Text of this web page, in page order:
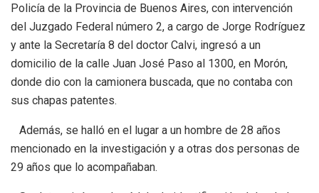
Policía de la Provincia de Buenos Aires, con intervención
del Juzgado Federal número 2, a cargo de Jorge Rodríguez
y ante la Secretaría 8 del doctor Calvi, ingresó a un
domicilio de la calle Juan José Paso al 1300, en Morón,
donde dio con la camionera buscada, que no contaba con
sus chapas patentes.
Además, se halló en el lugar a un hombre de 28 años
mencionado en la investigación y a otras dos personas de
29 años que lo acompañaban.